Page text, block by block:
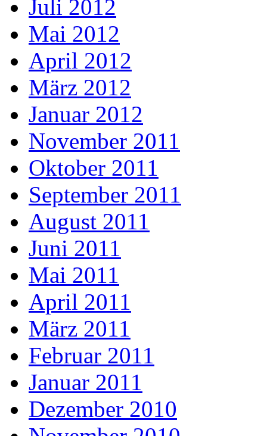
Juli 2012
Mai 2012
April 2012
März 2012
Januar 2012
November 2011
Oktober 2011
September 2011
August 2011
Juni 2011
Mai 2011
April 2011
März 2011
Februar 2011
Januar 2011
Dezember 2010